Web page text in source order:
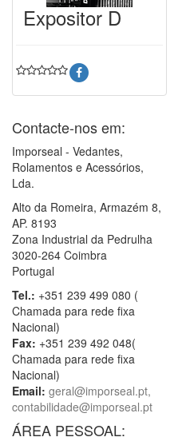
Expositor D
Contacte-nos em:
Imporseal - Vedantes,
Rolamentos e Acessórios,
Lda.
Alto da Romeira, Armazém 8,
AP. 8193
Zona Industrial da Pedrulha
3020-264 Coimbra
Portugal
Tel.: +351 239 499 080 (
Chamada para rede fixa
Nacional)
Fax: +351 239 492 048(
Chamada para rede fixa
Nacional)
Email: geral@imporseal.pt,
contabilidade@imporseal.pt
ÁREA PESSOAL: